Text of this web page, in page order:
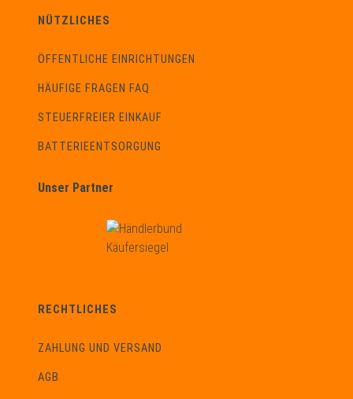
NÜTZLICHES
ÖFFENTLICHE EINRICHTUNGEN
HÄUFIGE FRAGEN FAQ
STEUERFREIER EINKAUF
BATTERIEENTSORGUNG
Unser Partner
RECHTLICHES
ZAHLUNG UND VERSAND
AGB